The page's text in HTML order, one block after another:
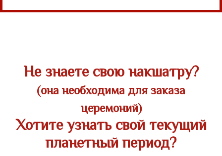
Не знаете свою накшатру?
(она необходима для заказа
церемоний)
Хотите узнать свой текущий
планетный период?